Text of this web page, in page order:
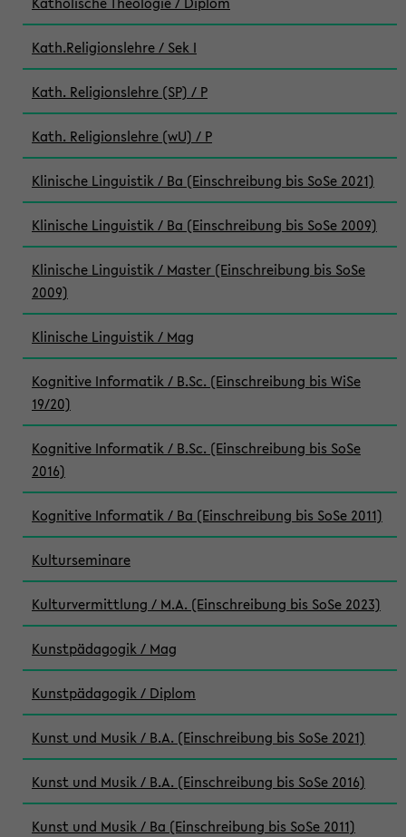
Kath.Religionslehre / Sek I
Kath. Religionslehre (SP) / P
Kath. Religionslehre (wU) / P
Klinische Linguistik / Ba (Einschreibung bis SoSe 2021)
Klinische Linguistik / Ba (Einschreibung bis SoSe 2009)
Klinische Linguistik / Master (Einschreibung bis SoSe
2009)
Klinische Linguistik / Mag
Kognitive Informatik / B.Sc. (Einschreibung bis WiSe
19/20)
Kognitive Informatik / B.Sc. (Einschreibung bis SoSe
2016)
Kognitive Informatik / Ba (Einschreibung bis SoSe 2011)
Kulturseminare
Kulturvermittlung / M.A. (Einschreibung bis SoSe 2023)
Kunstpädagogik / Mag
Kunstpädagogik / Diplom
Kunst und Musik / B.A. (Einschreibung bis SoSe 2021)
Kunst und Musik / B.A. (Einschreibung bis SoSe 2016)
Kunst und Musik / Ba (Einschreibung bis SoSe 2011)